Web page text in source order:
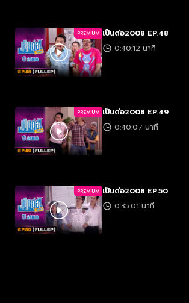
PREMIUM เป็นต่อ2008 EP.48
0:40:12 นาที
PREMIUM เป็นต่อ2008 EP.49
0:40:07 นาที
PREMIUM เป็นต่อ2008 EP.50
0:35:01 นาที